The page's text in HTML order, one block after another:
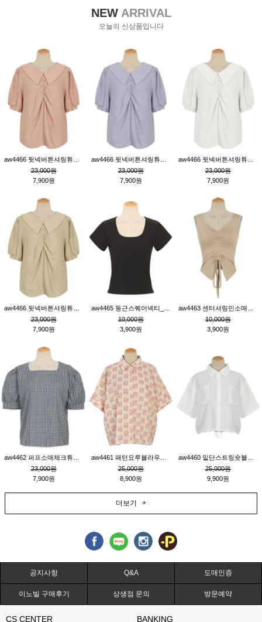
NEWARRIVAL
오늘의 신상품입니다
23,000원
7,900원
23,000원
7,900원
23,000원
7,900원
23,000원
7,900원
10,000원
3,900원
10,000원
3,900원
23,000원
7,900원
25,000원
8,900원
25,000원
9,900원
더보기 +
공지사항 Q&A 도매인증
이노빌 구매후기 상생점 문의 방문예약
CS CENTER BANKING